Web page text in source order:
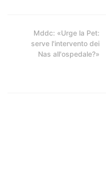
Mddc: «Urge la Pet:
serve l'intervento dei
Nas all'ospedale?»